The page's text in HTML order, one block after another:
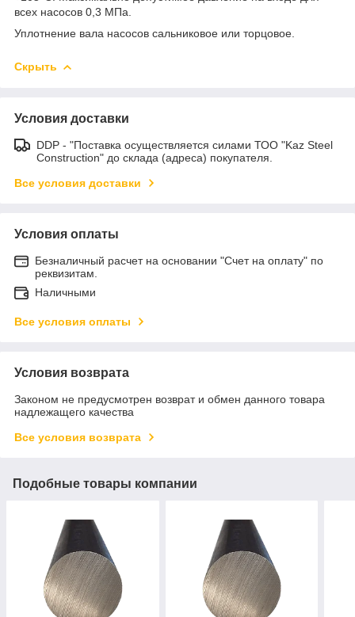
всех насосов 0,3 МПа.
Уплотнение вала насосов сальниковое или торцовое.
Скрыть
Условия доставки
DDP - "Поставка осуществляется силами ТОО "Kaz Steel
Construction" до склада (адреса) покупателя.
Все условия доставки
Условия оплаты
Безналичный расчет на основании "Счет на оплату" по
реквизитам.
Наличными
Все условия оплаты
Условия возврата
Законом не предусмотрен возврат и обмен данного товара
надлежащего качества
Все условия возврата
Подобные товары компании